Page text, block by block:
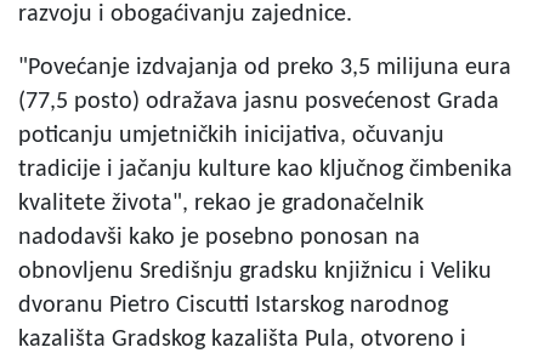
razvoju i obogaćivanju zajednice.
"Povećanje izdvajanja od preko 3,5 milijuna eura
(77,5 posto) odražava jasnu posvećenost Grada
poticanju umjetničkih inicijativa, očuvanju
tradicije i jačanju kulture kao ključnog čimbenika
kvalitete života", rekao je gradonačelnik
nadodavši kako je posebno ponosan na
obnovljenu Središnju gradsku knjižnicu i Veliku
dvoranu Pietro Ciscutti Istarskog narodnog
kazališta Gradskog kazališta Pula, otvoreno i